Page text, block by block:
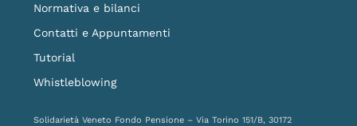
Normativa e bilanci
Contatti e Appuntamenti
Tutorial
Whistleblowing
Solidarietà Veneto Fondo Pensione – Via Torino 151/B, 30172